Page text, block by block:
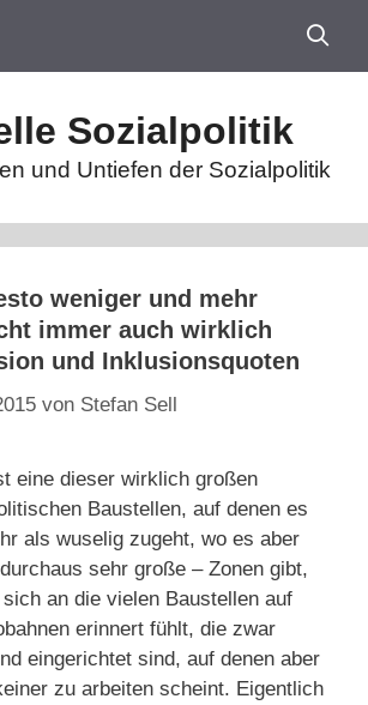
Sozialpolitik
und Untiefen der Sozialpolitik
weniger und mehr
immer auch wirklich
und Inklusionsquoten
von Stefan Sell
eine dieser wirklich großen
Baustellen, auf denen es
als wuselig zugeht, wo es aber
sehr große – Zonen gibt,
an die vielen Baustellen auf
erinnert fühlt, die zwar
eingerichtet sind, auf denen aber
zu arbeiten scheint. Eigentlich